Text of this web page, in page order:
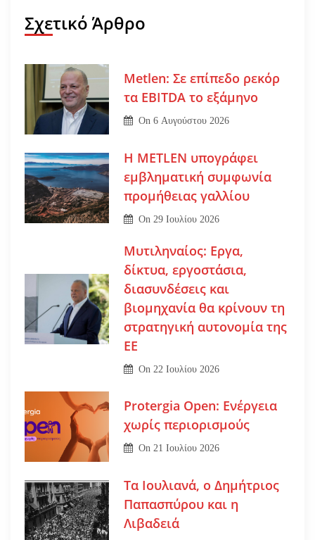
Σχετικό Άρθρο
Metlen: Σε επίπεδο ρεκόρ
τα EBITDA το εξάμηνο
On6 Αυγούστου 2026
Η METLEN υπογράφει
εμβληματική συμφωνία
προμήθειας γαλλίου
On 29 Ιουλίου 2026
Μυτιληναίος: Εργα,
δίκτυα, εργοστάσια,
διασυνδέσεις και
βιομηχανία θα κρίνουν τη
στρατηγική αυτονομία της
ΕΕ
On 22 Ιουλίου 2026
Protergia Open: Ενέργεια
χωρίς περιορισμούς
On21 Ιουλίου 2026
Τα Ιουλιανά, ο Δημήτριος
Παπασπύρου και η
Λιβαδειά